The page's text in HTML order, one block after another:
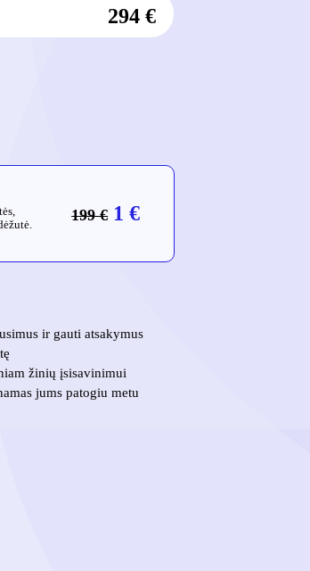
294 €
199 €1 €
ir gauti atsakymus
žinių įsisavinimui
jums patogiu metu